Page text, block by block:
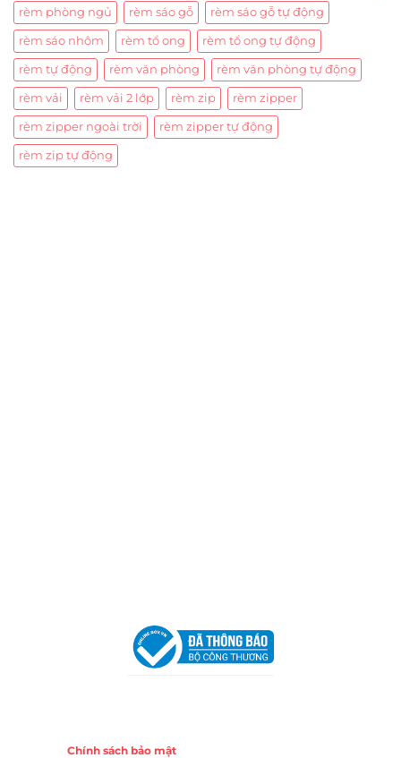
rèm phòng ngủ rèm sáo gỗ rèm sáo gỗ tự động
rèm sáo nhôm rèm tổ ong rèm tổ ong tự động
rèm tự động rèm văn phòng rèm văn phòng tự động
rèm vải rèm vải 2 lớp rèm zip rèm zipper
rèm zipper ngoài trời rèm zipper tự động
rèm zip tự động
Chính sách bảo mật